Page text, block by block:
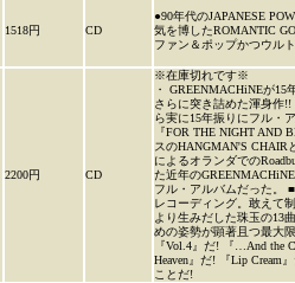
1518円 CD
●90年代のJAPANESE
気を博したROMANTIC
ファン＆ポップかつウル
2200円 CD
※在庫切れです※
・ GREENMACHiNEが
さらに突き詰めた渾身作!!
ら実に15年振りにフル・
『FOR THE NIGHT AND
スのHANGMAN'S CHAIR
によるオランダでの
た近年の
フル・アルバムだった。
レコーディング。敢えて
より生みだした珠玉の13
めの姿勢が顕著且つ最大
『Vol.4』だ! 『…And the
Heaven』だ! 『Lip Cream
ことだ!